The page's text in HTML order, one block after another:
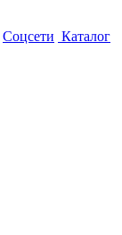
Соцсети Каталог